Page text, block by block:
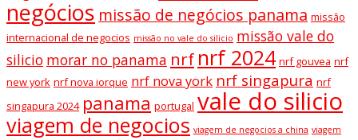
negócios missão de negócios panama missão
internacional de negocios missão no vale do silicio missão vale do
silicio morar no panama nrf nrf 2024 nrf gouvea nrf
new york nrf nova iorque nrf nova york nrf singapura nrf
singapura 2024 panama portugal vale do silicio
viagem de negocios viagem de negocios a china viagem